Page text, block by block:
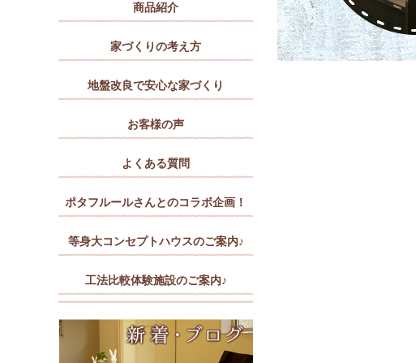
商品紹介
家づくりの考え方
地盤改良で安心な家づくり
お客様の声
よくある質問
ポタフルールさんとのコラボ企画！
等身大コンセプトハウスのご案内♪
工法比較体験施設のご案内♪